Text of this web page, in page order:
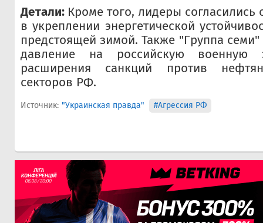
Детали: Кроме того, лидеры согласились
в укреплении энергетической
предстоящей зимой. Также "Группа семи"
давление на российскую военную
расширения санкций против
секторов РФ.
Источник: "Украинская правда" #Агрессия РФ